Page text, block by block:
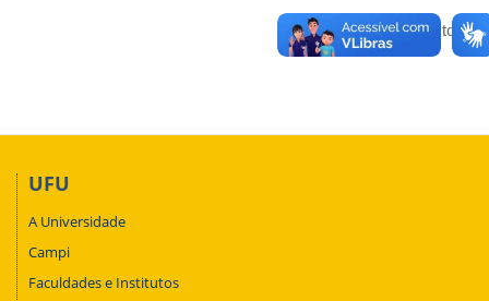
Voltar para o topo
UFU
A Universidade
Campi
Faculdades e Institutos